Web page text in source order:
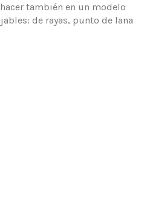
también en un modelo
de rayas, punto de lana